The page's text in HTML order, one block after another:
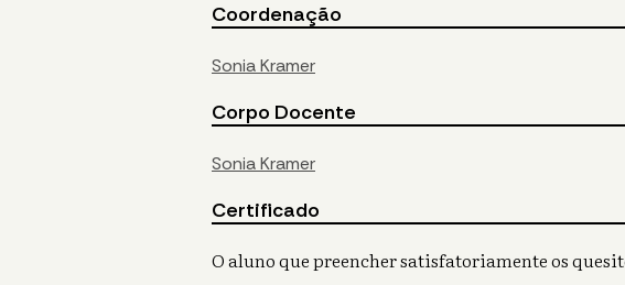
Coordenação
Sonia Kramer
Corpo Docente
Sonia Kramer
Certificado
O aluno que preencher satisfatoriamente os